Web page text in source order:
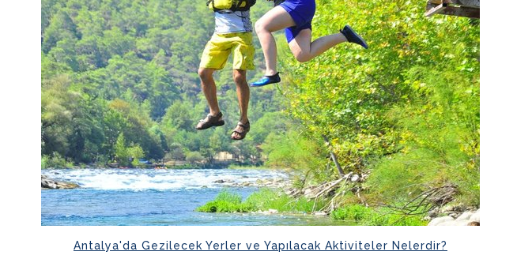
Antalya'da Gezilecek Yerler ve Yapılacak Aktiviteler Nelerdir?